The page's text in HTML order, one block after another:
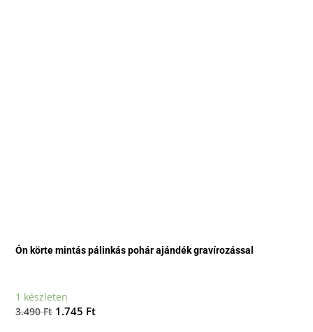
Ón körte mintás pálinkás pohár ajándék gravírozással
1 készleten
3.490Ft Original
1.745 FtCurrent